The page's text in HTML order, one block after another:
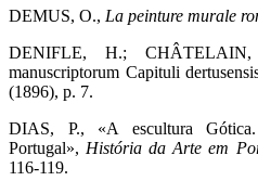
DEMUS, O., La peinture murale
DENIFLE, H.; CHÂTELAIN,
manuscriptorum Capituli
(1896), p. 7.
DIAS, P., «A escultura Gótica.
Portugal», História da Arte em
116-119.